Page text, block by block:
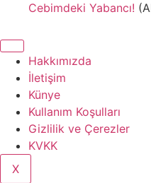
Cebimdeki Yabancı!
Hakkımızda
İletişim
Künye
Kullanım Koşulları
Gizlilik ve Çerezler
KVKK
X